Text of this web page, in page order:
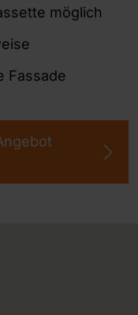
möglich
Fassade